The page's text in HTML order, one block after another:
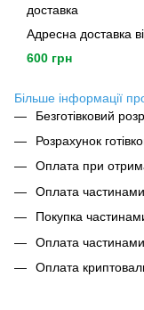
Адресна доставка
600 грн
Більше інформації
Безготівковий
Розрахунок
Оплата при
Оплата
Покупка
Оплата
Оплата